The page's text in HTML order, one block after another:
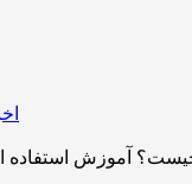
آموزش استفاده